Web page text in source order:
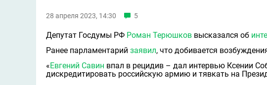
28 апреля 2023, 14:30 5
Депутат Госдумы РФ Роман Терюшков высказался об
Ранее парламентарий заявил, что добивается
«Евгений Савин впал в рецидив – дал интервью Ксении
дискредитировать российскую армию и тявкать на